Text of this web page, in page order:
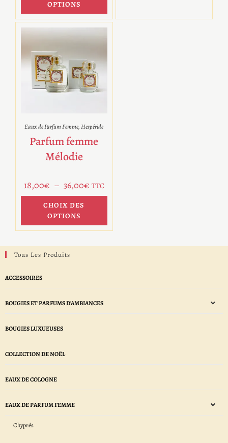
OPTIONS
Eaux de Parfum Femme,Hespéride
Parfum femme
Mélodie
18,00€ – 36,00€ TTC
CHOIX DES
OPTIONS
Tous Les Produits
ACCESSOIRES
BOUGIES ET PARFUMS D'AMBIANCES
BOUGIES LUXUEUSES
COLLECTION DE NOËL
EAUX DE COLOGNE
EAUX DE PARFUM FEMME
Chyprés